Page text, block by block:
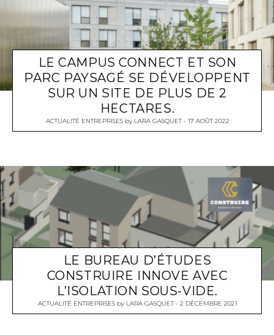
LE CAMPUS CONNECT ET SON
PARC PAYSAGÉ SE DÉVELOPPENT
SUR UN SITE DE PLUS DE 2
HECTARES.
ACTUALITÉ ENTREPRISESby LARA GASQUET 17 AOÛT 2022
LE BUREAU D’ÉTUDES
CONSTRUIRE INNOVE AVEC
L’ISOLATION SOUS-VIDE.
ACTUALITÉ ENTREPRISESby LARA GASQUET 2 DÉCEMBRE 2021